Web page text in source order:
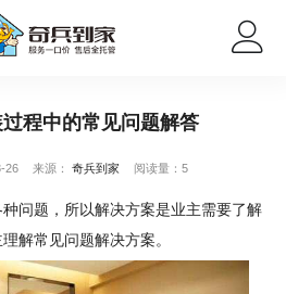
程中的常见问题解答
26 来源： 奇兵到家 阅读量：5
问题，所以解决方案是业主需要了解
解常见问题解决方案。